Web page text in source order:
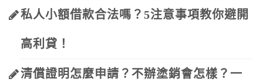
私人小額借款合法嗎？5注意事項教你避開
高利貸！
清償證明怎麼申請？不辦塗銷會怎樣？一